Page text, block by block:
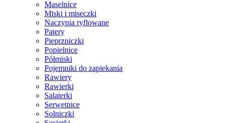
Maselnice
Miski i miseczki
Naczynia ryflowane
Patery
Pieprzniczki
Popielnice
Półmiski
Pojemniki do zapiekania
Rawiery
Rawierki
Salaterki
Serwetnice
Solniczki